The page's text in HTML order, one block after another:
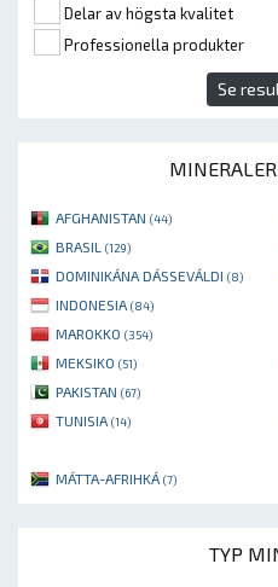
Delar av högsta kvalitet
Professionella produkter
Se
AFGHANISTAN (44)
BRASIL (129)
DOMINIKÁNA DÁSSEVÁLDI (8)
INDONESIA (84)
MAROKKO (354)
MEKSIKO (51)
PAKISTAN (67)
TUNISIA (14)
MÁTTA-AFRIHKÁ (7)
TYP